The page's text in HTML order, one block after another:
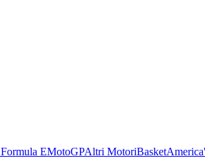
Formula EMotoGPAltri MotoriBasket